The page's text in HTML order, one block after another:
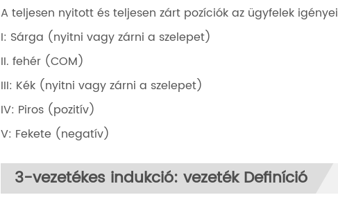
A teljesen nyitott és teljesen zárt pozíciók az ügyfelek
I: Sárga (nyitni vagy zárni a szelepet)
II. fehér (COM)
III: Kék (nyitni vagy zárni a szelepet)
IV: Piros (pozitív)
V: Fekete (negatív)
3-vezetékes indukció: vezeték Definíció